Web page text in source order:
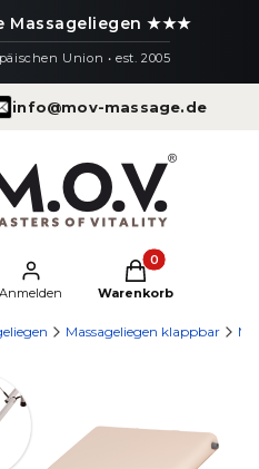
Massageliegen ★★★
Union • est. 2005
info@mov-massage.de
öffnen
Anmelden
Produkte im
Warenkorb
Massageliegen klappbar